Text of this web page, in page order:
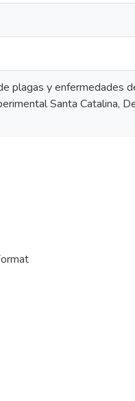
plagas y enfermedades
Santa Catalina,